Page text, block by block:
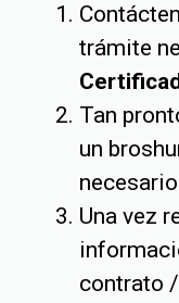
trámite
Tan
un
Una vez
contrato